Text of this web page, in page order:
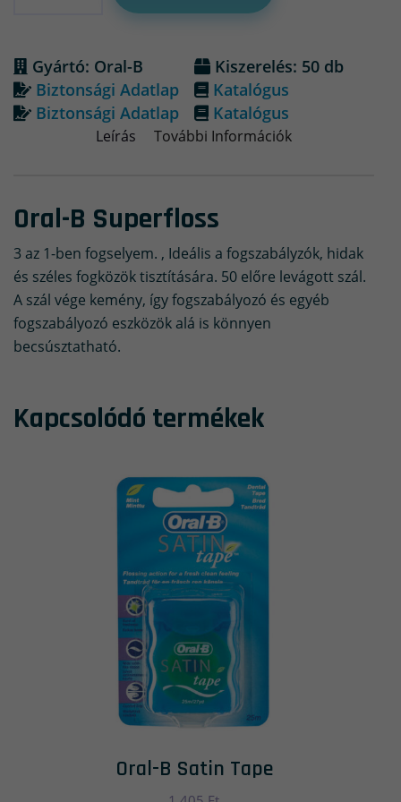
Gyártó: Oral-B
Kiszerelés: 50 db
Biztonsági Adatlap
Katalógus
Biztonsági Adatlap
Katalógus
Leírás További Információk
Oral-B Superfloss
3 az 1-ben fogselyem. , Ideális a fogszabályzók, hidak
és széles fogközök tisztítására. 50 előre levágott szál.
A szál vége kemény, így fogszabályozó és egyéb
fogszabályozó eszközök alá is könnyen
becsúsztatható.
Kapcsolódó termékek
Oral-B Satin Tape